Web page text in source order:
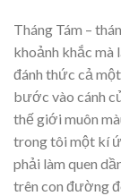
Tháng Tám –
khoảnh khắc mà
đánh thức cả
bước vào cánh
thế giới muôn
trong tôi một kí
phải làm quen
trên con đường